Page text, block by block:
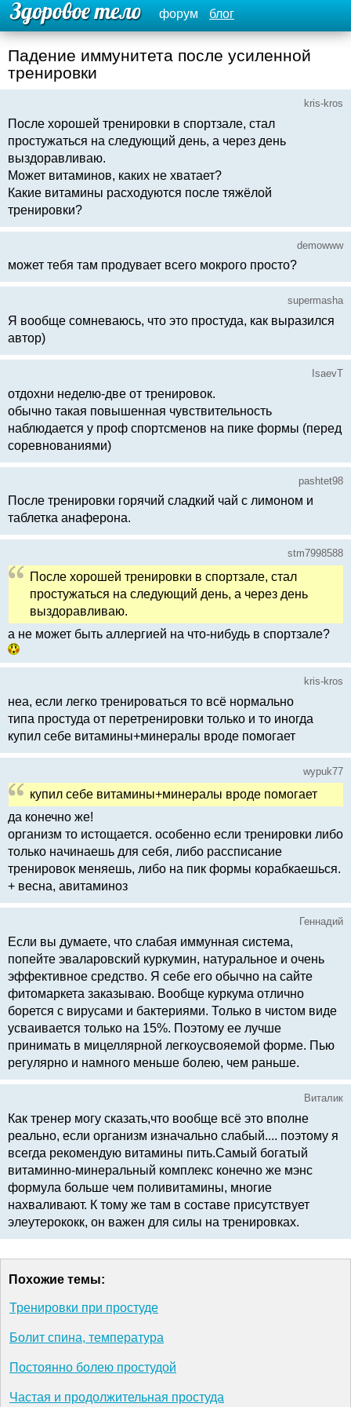
форум блог
Падение иммунитета после усиленной
тренировки
kris-kros
После хорошей тренировки в спортзале, стал
простужаться на следующий день, а через день
выздоравливаю.
Может витаминов, каких не хватает?
Какие витамины расходуются после тяжёлой
тренировки?
demowww
может тебя там продувает всего мокрого просто?
supermasha
Я вообще сомневаюсь, что это простуда, как выразился
автор)
IsaevT
отдохни неделю-две от тренировок.
обычно такая повышенная чувствительность
наблюдается у проф спортсменов на пике формы (перед
соревнованиями)
pashtet98
После тренировки горячий сладкий чай с лимоном и
таблетка анаферона.
stm7998588
После хорошей тренировки в спортзале, стал
простужаться на следующий день, а через день
выздоравливаю.
а не может быть аллергией на что-нибудь в спортзале?
kris-kros
неа, если легко тренироваться то всё нормально
типа простуда от перетренировки только и то иногда
купил себе витамины+минералы вроде помогает
wypuk77
купил себе витамины+минералы вроде помогает
да конечно же!
организм то истощается. особенно если тренировки либо
только начинаешь для себя, либо рассписание
тренировок меняешь, либо на пик формы корабкаешься.
+ весна, авитаминоз
Геннадий
Если вы думаете, что слабая иммунная система,
попейте эваларовский куркумин, натуральное и очень
эффективное средство. Я себе его обычно на сайте
фитомаркета заказываю. Вообще куркума отлично
борется с вирусами и бактериями. Только в чистом виде
усваивается только на 15%. Поэтому ее лучше
принимать в мицеллярной легкоусвояемой форме. Пью
регулярно и намного меньше болею, чем раньше.
Виталик
Как тренер могу сказать,что вообще всё это вполне
реально, если организм изначально слабый.... поэтому я
всегда рекомендую витамины пить.Самый богатый
витаминно-минеральный комплекс конечно же мэнс
формула больше чем поливитамины, многие
нахваливают. К тому же там в составе присутствует
элеутерококк, он важен для силы на тренировках.
Похожие темы:
Тренировки при простуде
Болит спина, температура
Постоянно болею простудой
Частая и продолжительная простуда